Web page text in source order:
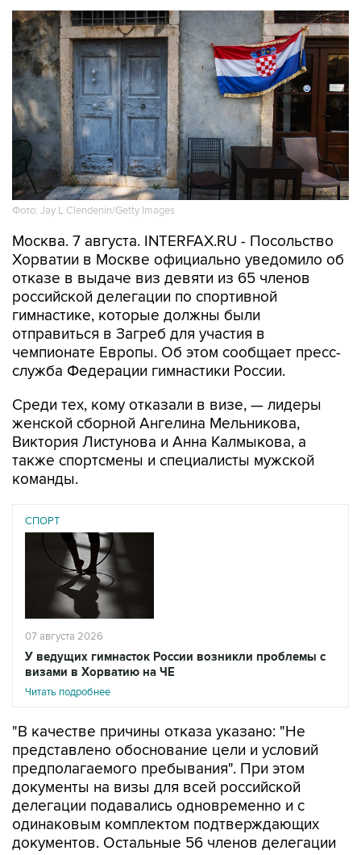
Фото: Jay L Clendenin/Getty Images
Москва. 7 августа. INTERFAX.RU - Посольство
Хорватии в Москве официально уведомило об
отказе в выдаче виз девяти из 65 членов
российской делегации по спортивной
гимнастике, которые должны были
отправиться в Загреб для участия в
чемпионате Европы. Об этом сообщает пресс-
служба Федерации гимнастики России.
Среди тех, кому отказали в визе, — лидеры
женской сборной Ангелина Мельникова,
Виктория Листунова и Анна Калмыкова, а
также спортсмены и специалисты мужской
команды.
СПОРТ
07 августа 2026
У ведущих гимнасток России возникли проблемы с
визами в Хорватию на ЧЕ
Читать подробнее
"В качестве причины отказа указано: "Не
представлено обоснование цели и условий
предполагаемого пребывания". При этом
документы на визы для всей российской
делегации подавались одновременно и с
одинаковым комплектом подтверждающих
документов. Остальные 56 членов делегации